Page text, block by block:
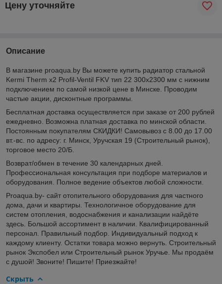
Цену уточняйте
Описание
В магазине proaqua.by Вы можете купить радиатор стальной
Kermi Therm x2 Profil-Ventil FKV тип 22 300x2300 мм с нижним
подключением по самой низкой цене в Минске. Проводим
частые акции, дисконтные программы.
Бесплатная доставка осуществляется при заказе от 200 рублей
ежедневно. Возможна платная доставка по минской области.
Постоянным покупателям СКИДКИ! Самовывоз с 8.00 до 17.00
вт.-вс. по адресу: г. Минск, Уручская 19 (Строительный рынок),
торговое место 20/Б.
Возврат/обмен в течение 30 календарных дней.
Профессиональная консультация при подборе материалов и
оборудования. Полное ведение объектов любой сложности.
Proaqua.by- сайт отопительного оборудования для частного
дома, дачи и квартиры. Технологичное оборудование для
систем отопления, водоснабжения и канализации найдёте
здесь. Большой ассортимент в наличии. Квалифицированный
персонал. Правильный подбор. Индивидуальный подход к
каждому клиенту. Остатки товара можно вернуть. Строительный
рынок Экспобел или Строительный рынок Уручье. Мы продаём
с душой! Звоните! Пишите! Приезжайте!
Скрыть